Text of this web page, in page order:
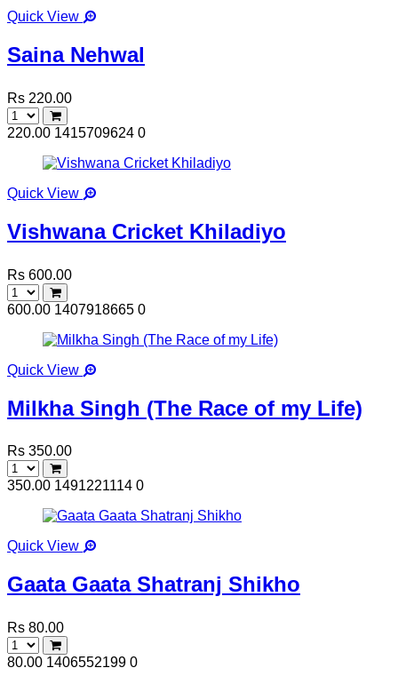
Quick View
Saina Nehwal
Rs 220.00
220.00 1415709624 0
Quick View
Vishwana Cricket Khiladiyo
Rs 600.00
600.00 1407918665 0
Quick View
Milkha Singh (The Race of my Life)
Rs 350.00
350.00 1491221114 0
Quick View
Gaata Gaata Shatranj Shikho
Rs 80.00
80.00 1406552199 0